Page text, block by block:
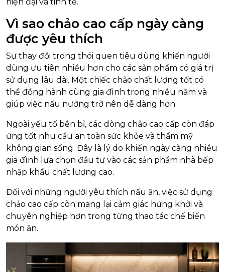
Vì sao chảo cao cấp ngày càng
được yêu thích
Sự thay đổi trong thói quen tiêu dùng khiến người
dùng ưu tiên nhiều hơn cho các sản phẩm có giá trị
sử dụng lâu dài. Một chiếc chảo chất lượng tốt có
thể đồng hành cùng gia đình trong nhiều năm và
giúp việc nấu nướng trở nên dễ dàng hơn.
Ngoài yếu tố bền bỉ, các dòng chảo cao cấp còn đáp
ứng tốt nhu cầu an toàn sức khỏe và thẩm mỹ
không gian sống. Đây là lý do khiến ngày càng nhiều
gia đình lựa chọn đầu tư vào các sản phẩm nhà bếp
nhập khẩu chất lượng cao.
Đối với những người yêu thích nấu ăn, việc sử dụng
chảo cao cấp còn mang lại cảm giác hứng khởi và
chuyên nghiệp hơn trong từng thao tác chế biến
món ăn.